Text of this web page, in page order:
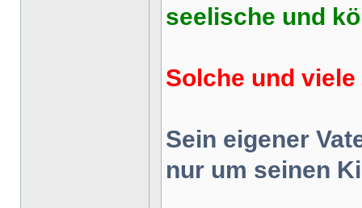
seelische und
Solche und
Sein eigener
nur um seinen